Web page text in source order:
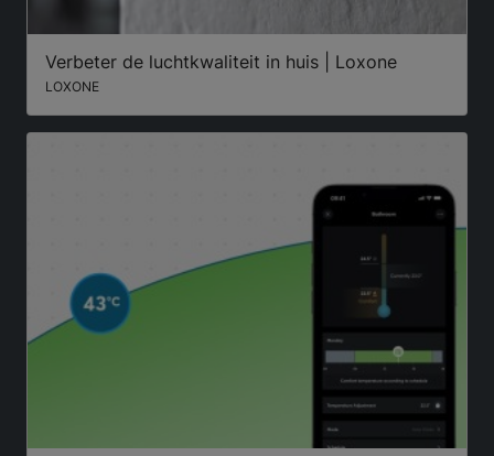
Verbeter de luchtkwaliteit in huis | Loxone
LOXONE